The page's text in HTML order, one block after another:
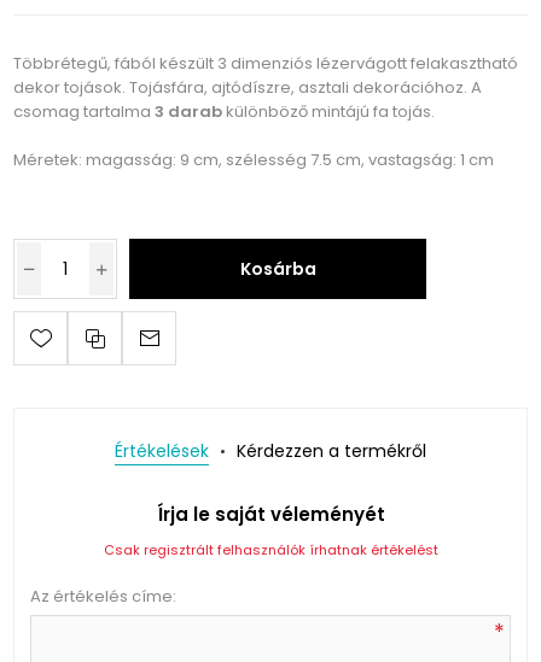
Többrétegű, fából készült 3 dimenziós lézervágott felakasztható
dekor tojások. Tojásfára, ajtódíszre, asztali dekorációhoz. A
csomag tartalma3 darab különböző mintájú fa tojás.
Méretek: magasság: 9 cm, szélesség 7.5 cm, vastagság: 1 cm
Kosárba
Értékelések Kérdezzen a termékről
Írja le saját véleményét
Csak regisztrált felhasználók írhatnak értékelést
Az értékelés címe:
*